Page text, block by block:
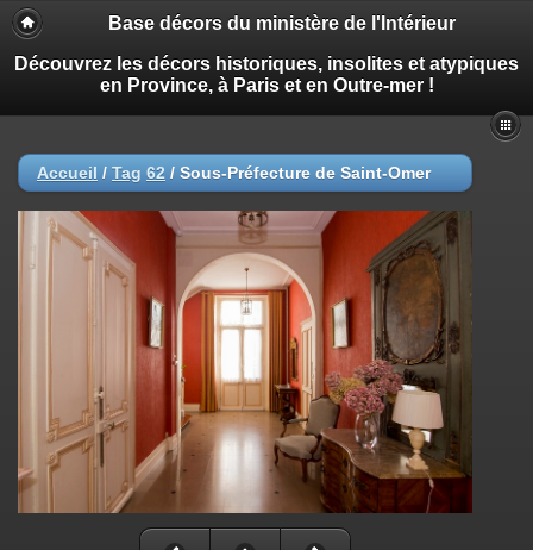
Base décors du ministère de l'Intérieur
Découvrez les décors historiques, insolites et atypiques
en Province, à Paris et en Outre-mer !
Accueil / Tag 62 / Sous-Préfecture de Saint-Omer